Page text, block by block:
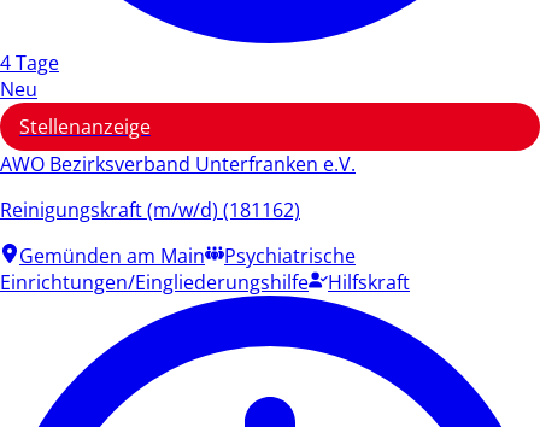
4 Tage
Neu
Stellenanzeige
AWO Bezirksverband Unterfranken e.V.
Reinigungskraft (m/w/d) (181162)
Gemünden am Main
Psychiatrische
Einrichtungen/Eingliederungshilfe
Hilfskraft